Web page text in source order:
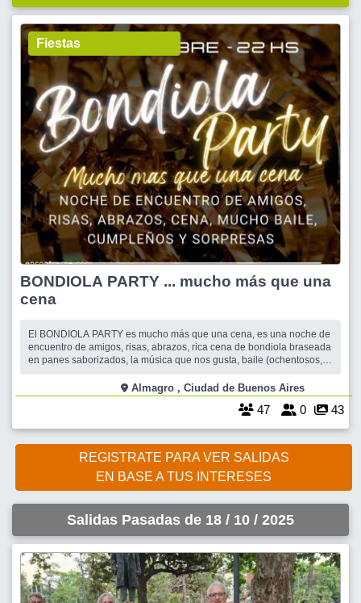
Fiestas
BONDIOLA PARTY ... mucho más que una
cena
El BONDIOLA PARTY es mucho más que una cena, es una noche de
encuentro de amigos, risas, abrazos, rica cena de bondiola braseada
en panes saborizados, la música que nos gusta, baile (ochentosos,
Diego, nuestro disc jockey de "La musica del recuerdo" y muchas
sorpresas que estamos
Almagro , Ciudad de Buenos Aires
47 0 43
REGISTRATE PARA VER SALIDAS
EN BASE A TUS INTERESES
Salidas Pasadas de 18 / 10 / 2025